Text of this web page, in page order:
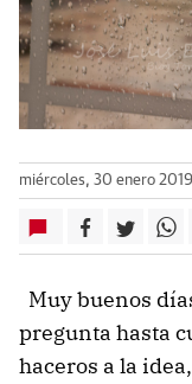
miércoles, 30 enero
Muy buenos
pregunta hasta
haceros a la